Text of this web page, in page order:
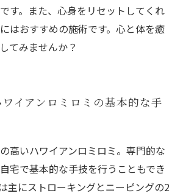
す。また、心身をリセットしてくれ
はおすすめの施術です。心と体を癒
てみませんか？
イアンロミロミの基本的な手
高いハワイアンロミロミ。専門的な
宅で基本的な手技を行うこともでき
主にストローキングとニーピングの2